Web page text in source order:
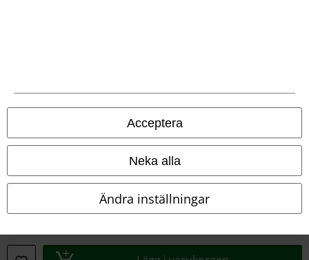
Acceptera
Neka alla
Ändra inställningar
Våra onlinebutiker
EMP France